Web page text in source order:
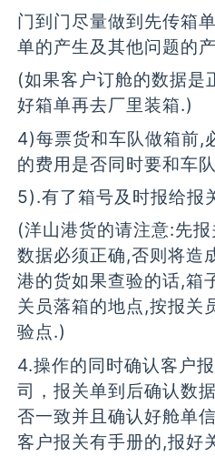
门到门尽量做到先传箱
单的产生及其他问题的
(如果客户订舱的数据是
好箱单再去厂里装箱.)
4)每票货和车队做箱前,
的费用是否同时要和车
5).有了箱号及时报给报
(洋山港货的请注意:先
数据必须正确,否则将造
港的货如果查验的话,箱
关员落箱的地点,按报关
验点.)
4.操作的同时确认客户
司，报关单到后确认数
否一致并且确认好舱单
客户报关有手册的,报好